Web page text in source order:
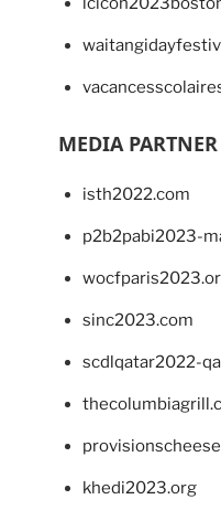
MEDIA
isth2022.com
p2b2pabi2023-
sinc2023.com
scdlqatar2022-
khedi2023.org